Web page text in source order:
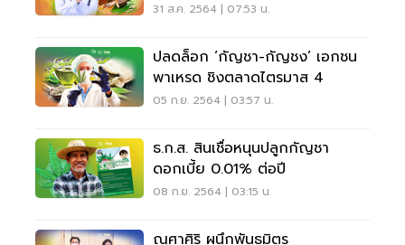
31 ส.ค. 2564 | 07:53 น.
ปลดล็อก ‘กัญชา-กัญชง’ เอกชน
พาเหรด ชิงตลาดไตรมาส 4
05 ก.ย. 2564 | 03:57 น.
ธ.ก.ส. สินเชื่อหนุนปลูกกัญชา
ดอกเบี้ย 0.01% ต่อปี
08 ก.ย. 2564 | 03:15 น.
ณุศาศิริ ผนึกพันธมิตร